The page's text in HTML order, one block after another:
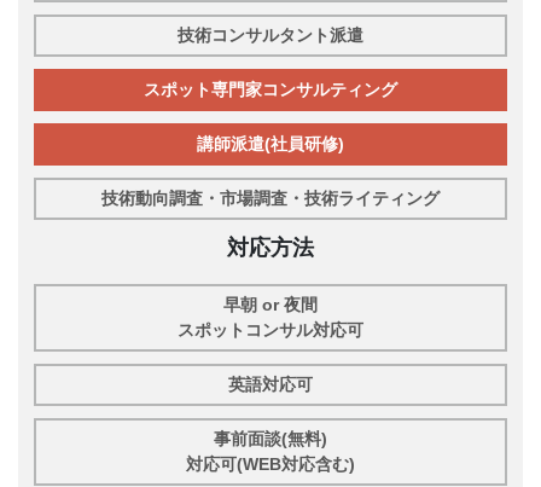
技術コンサルタント派遣
スポット専門家コンサルティング
講師派遣(社員研修)
技術動向調査・市場調査・技術ライティング
対応方法
早朝 or 夜間
スポットコンサル対応可
英語対応可
事前面談(無料)
対応可(WEB対応含む)